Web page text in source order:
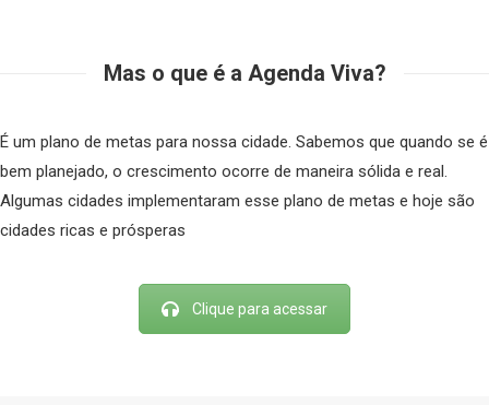
Mas o que é a Agenda Viva?
É um plano de metas para nossa cidade. Sabemos que quando se é
bem planejado, o crescimento ocorre de maneira sólida e real.
Algumas cidades implementaram esse plano de metas e hoje são
cidades ricas e prósperas
Clique para acessar